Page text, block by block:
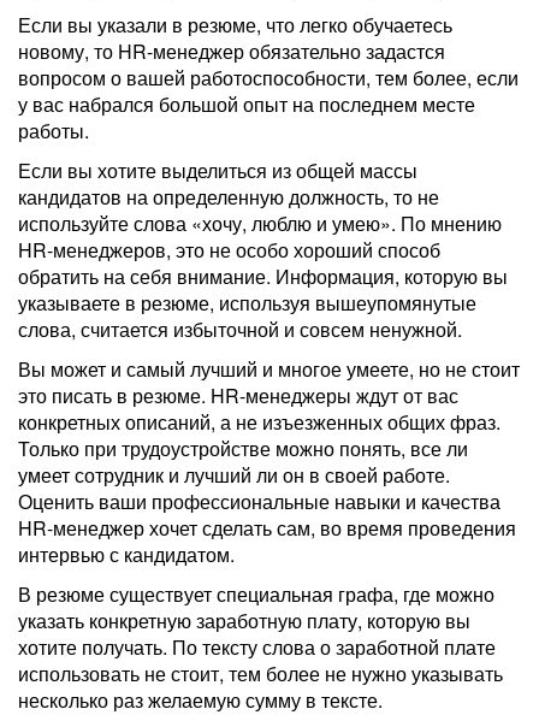
Если вы указали в резюме, что легко обучаетесь
новому, то HR-менеджер обязательно задастся
вопросом о вашей работоспособности, тем более, если
у вас набрался большой опыт на последнем месте
работы.
Если вы хотите выделиться из общей массы
кандидатов на определенную должность, то не
используйте слова «хочу, люблю и умею». По мнению
HR-менеджеров, это не особо хороший способ
обратить на себя внимание. Информация, которую вы
указываете в резюме, используя вышеупомянутые
слова, считается избыточной и совсем ненужной.
Вы может и самый лучший и многое умеете, но не стоит
это писать в резюме. HR-менеджеры ждут от вас
конкретных описаний, а не изъезженных общих фраз.
Только при трудоустройстве можно понять, все ли
умеет сотрудник и лучший ли он в своей работе.
Оценить ваши профессиональные навыки и качества
HR-менеджер хочет сделать сам, во время проведения
интервью с кандидатом.
В резюме существует специальная графа, где можно
указать конкретную заработную плату, которую вы
хотите получать. По тексту слова о заработной плате
использовать не стоит, тем более не нужно указывать
несколько раз желаемую сумму в тексте.